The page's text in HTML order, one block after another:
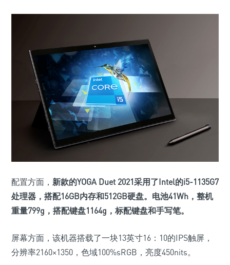
配置方面， 新款的YOGA Duet 2021采用了Intel的i5-1135G7
处理器，搭配16GB内存和512GB硬盘。电池41Wh，整机
重量799g，搭配键盘1164g，标配键盘和手写笔。
屏幕方面，该机器搭载了一块13英寸16：10的IPS触屏，
分辨率2160×1350，色域100%sRGB，亮度450nits。